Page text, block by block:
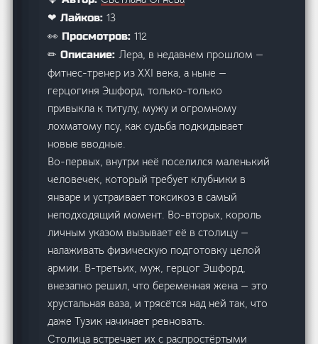
❤ Лайков:13
👀 Просмотров:112
✏ Описание:Лера, в недавнем прошлом —
фитнес-тренер из XXI века, а ныне —
герцогиня Эшфорд, только-только
привыкла к титулу, мужу и огромному
лохматому псу, как судьба подкидывает
новые вводные.
Во-первых, внутри неё поселился маленький
человечек, который требует клубники в
январе и устраивает токсикоз в самый
неподходящий момент. Во-вторых, король
личным указом вызывает её в столицу —
налаживать физическую подготовку целой
армии. В-третьих, муж, герцог Эшфорд,
внезапно решил, что беременная жена — это
хрустальная ваза, и трясётся над ней так, что
даже Тузик начинает ревновать.
Столица встречает их с распростёртыми